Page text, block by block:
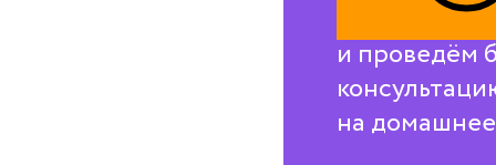
Свяжемся с
и проведём
на